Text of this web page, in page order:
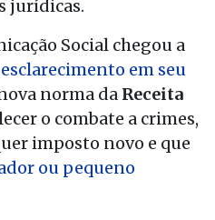
jurídicas.
Social chegou a
em seu
norma da Receita
o combate a crimes,
imposto novo e que
ou pequeno